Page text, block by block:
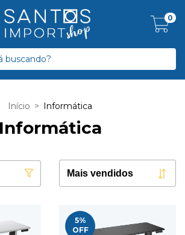
0
Início > Informática
Informática
5%
OFF